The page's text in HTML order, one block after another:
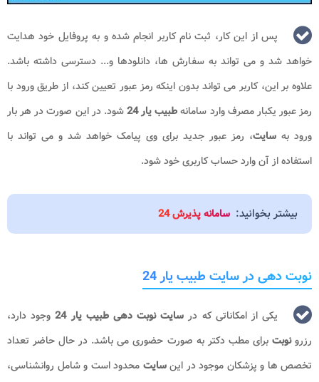
پس از این کار، ثبت نام کاربر انجام شده و به پروفایل خود هدایت
خواهد شد و می تواند به سفارش ها، دانلودها و... دسترسی داشته باشد.
علاوه بر این، کاربر می تواند بدون اینکه رمز عبور تعیین کند، از طریق ورود با
رمز عبور یکبار مصرف وارد سامانهطبیب یار 24
شود. در این صورت در هر بار
ورود به سایت، رمز عبور جدید برای وی پیامک خواهد شد و می تواند با
استفاده از آن وارد حساب کاربری خود شود.
بیشتر بخوانید: سامانه پذیرش 24
نوبت دهی در سایت طبیب یار 24
یکی از امکاناتی که در سایت نوبت دهی طبیب یار 24
وجود دارد،
رزرونوبتبرای مطب دکتر به صورت حضوری می باشد. در حال حاضر تعداد
تخصص ها و پزشکان موجود در اینسایت محدود است و شامل روانشناسی،